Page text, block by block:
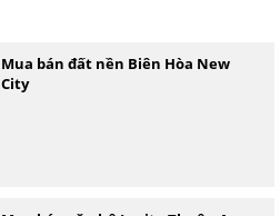
Mua bán đất nền Biên Hòa New
City